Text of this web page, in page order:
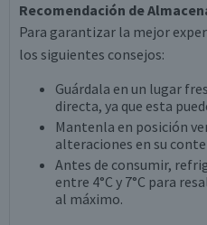
Recomendación de
Para garantizar la mejor
los siguientes consejos:
Guárdala en un lugar
directa, ya que esta
Mantenla en posición
alteraciones en su
Antes de consumir,
entre 4°C y 7°C para
al máximo.